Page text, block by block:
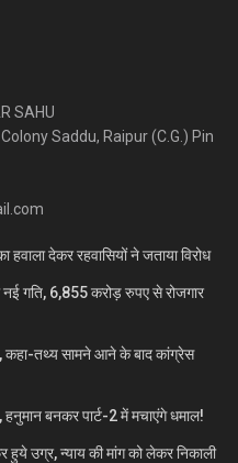
SAHU
Saddu, Raipur (C.G.) Pin
देकर रहवासियों ने जताया विरोध
गति, 6,855 करोड़ रुपए से रोजगार
कहा-तथ्य सामने आने के बाद कांग्रेस
बनकर पार्ट-2 में मचाएंगे धमाल!
उग्र, न्याय की मांग को लेकर निकाली